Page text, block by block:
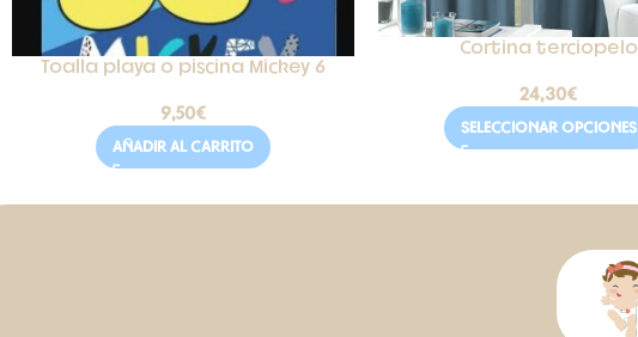
Toalla playa o piscina Mickey 6
9,50€
AÑADIR AL CARRITO
Cortina terciopelo
24,30€
SELECCIONAR OPCIONES